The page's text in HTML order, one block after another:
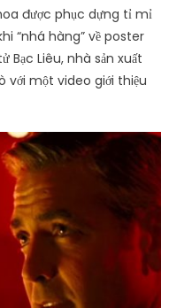
được phục dựng tỉ mỉ
“nhá hàng” về poster
Bạc Liêu, nhà sản xuất
với một video giới thiệu